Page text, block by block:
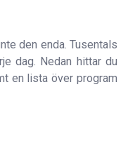
den enda. Tusentals
dag. Nedan hittar du
en lista över program